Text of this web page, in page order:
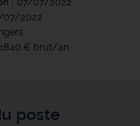
07/2022
€ brut/an
poste